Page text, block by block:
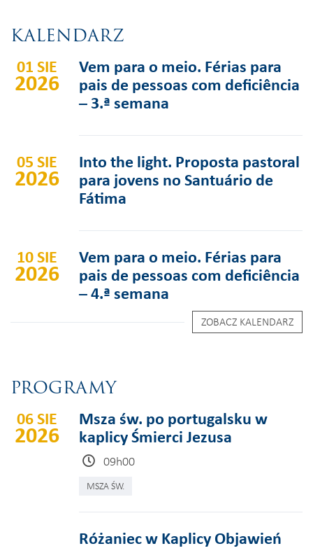
KALENDARZ
01 SIE
2026
Vem para o meio. Férias para
pais de pessoas com deficiência
– 3.ª semana
05 SIE
2026
Into the light. Proposta pastoral
para jovens no Santuário de
Fátima
10 SIE
2026
Vem para o meio. Férias para
pais de pessoas com deficiência
– 4.ª semana
ZOBACZ KALENDARZ
PROGRAMY
06 SIE
2026
Msza św. po portugalsku w
kaplicy Śmierci Jezusa
09h00
MSZA ŚW.
Różaniec w Kaplicy Objawień